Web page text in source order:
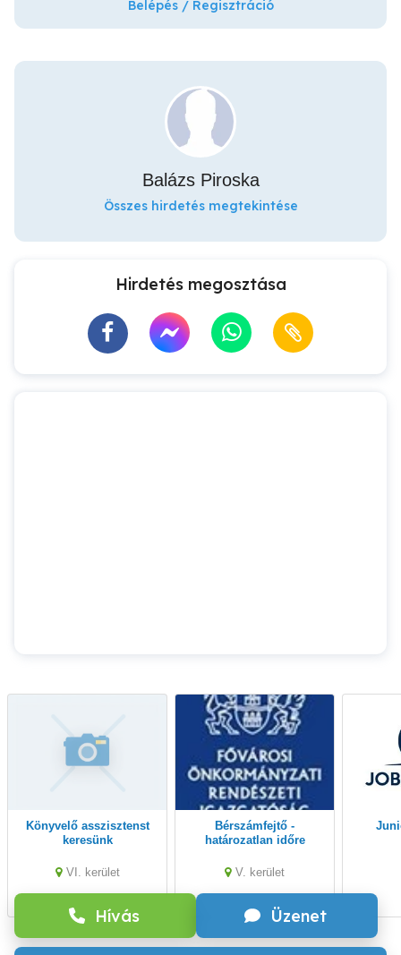
Belépés / Regisztráció
Hívás Üzenet
Balázs Piroska
Összes hirdetés megtekintése
Hirdetés megosztása
Könyvelő asszisztenst
keresünk
VI. kerület
bérszámfejtő -
határozatlan időre
V. kerület